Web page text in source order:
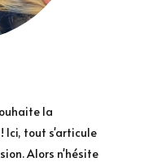
la
Ici, tout s'articule
Alors n'hésite